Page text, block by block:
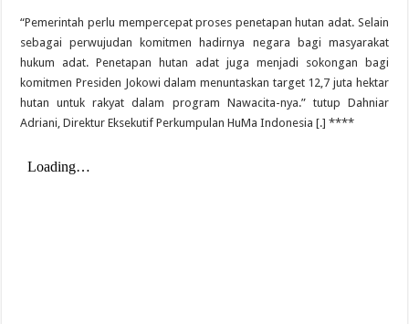
“Pemerintah perlu mempercepat proses penetapan hutan adat. Selain
sebagai perwujudan komitmen hadirnya negara bagi masyarakat
hukum adat. Penetapan hutan adat juga menjadi sokongan bagi
komitmen Presiden Jokowi dalam menuntaskan target 12,7 juta hektar
hutan untuk rakyat dalam program Nawacita-nya.” tutup Dahniar
Adriani, Direktur Eksekutif Perkumpulan HuMa Indonesia [.] ****